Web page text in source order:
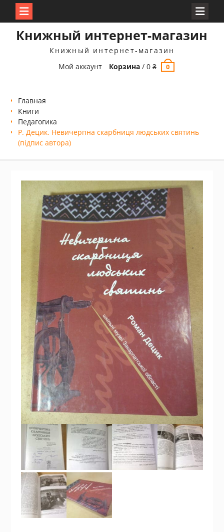
Книжный интернет-магазин
Книжный интернет-магазин
Мой аккаунт
Корзина /0₴ 0
Главная
Книги
Педагогика
Р. Децик. Невичерпна скарбниця людських святинь
(підпис автора)